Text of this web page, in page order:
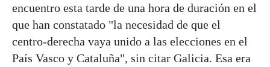
encuentro esta tarde de una hora de duración en el
que han constatado "la necesidad de que el
centro-derecha vaya unido a las elecciones en el
País Vasco y Cataluña", sin citar Galicia. Esa era